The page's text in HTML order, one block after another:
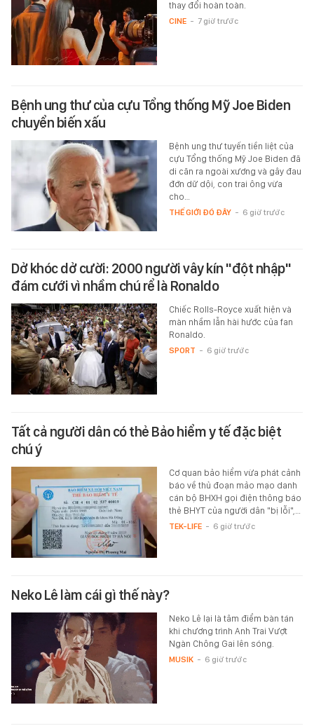
thay đổi hoàn toàn.
CINE - 7 giờ trước
Bệnh ung thư của cựu Tổng thống Mỹ Joe Biden
chuyển biến xấu
Bệnh ung thư tuyến tiền liệt của
cựu Tổng thống Mỹ Joe Biden đã
di căn ra ngoài xương và gây đau
đớn dữ dội, con trai ông vừa
cho…
THẾ GIỚI ĐÓ ĐÂY - 6 giờ trước
Dở khóc dở cười: 2000 người vây kín "đột nhập"
đám cưới vì nhầm chú rể là Ronaldo
Chiếc Rolls-Royce xuất hiện và
màn nhầm lẫn hài hước của fan
Ronaldo.
SPORT - 6 giờ trước
Tất cả người dân có thẻ Bảo hiểm y tế đặc biệt
chú ý
Cơ quan bảo hiểm vừa phát cảnh
báo về thủ đoạn mảo mạo danh
cán bộ BHXH gọi điện thông báo
thẻ BHYT của người dân "bị lỗi",…
TEK-LIFE - 6 giờ trước
Neko Lê làm cái gì thế này?
Neko Lê lại là tâm điểm bàn tán
khi chương trình Anh Trai Vượt
Ngàn Chông Gai lên sóng.
MUSIK - 6 giờ trước